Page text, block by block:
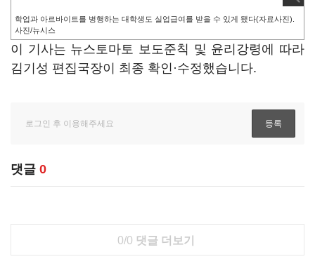
학업과 아르바이트를 병행하는 대학생도 실업급여를 받을 수 있게 됐다(자료사진).
사진/뉴시스
이 기사는 뉴스토마토 보도준칙 및 윤리강령에 따라
김기성 편집국장이 최종 확인·수정했습니다.
댓글 0
0/0 댓글 더보기